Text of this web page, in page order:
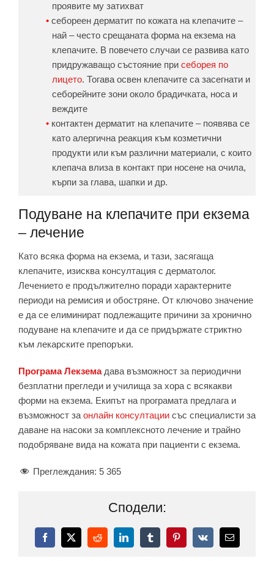
проявите му затихват
себореен дерматит по кожата на клепачите –
най – често срещаната форма на екзема на
клепачите. В повечето случаи се развива като
придружаващо състояние при себорея по
лицето. Тогава освен клепачите са засегнати и
себорейните зони около брадичката, носа и
веждите
контактен дерматит на клепачите – появява се
като алергична реакция към козметични
продукти или към различни материали, с които
клепача влиза в контакт при носене на очила,
кърпи за глава, шапки и др.
Подуване на клепачите при екзема
– лечение
Като всяка форма на екзема, и тази, засягаща
клепачите, изисква консултация с дерматолог.
Лечението е продължително поради характерните
периоди на ремисия и обостряне. От ключово значение
е да се елиминират подлежащите причини за хронично
подуване на клепачите и да се придържате стриктно
към лекарските препоръки.
Програма Лекземадава възможност за периодични
безплатни прегледи и училища за хора с всякакви
форми на екзема. Екипът на програмата предлага и
възможност за онлайн консултации със специалисти за
даване на насоки за комплексното лечение и трайно
подобряване вида на кожата при пациенти с екзема.
Преглеждания: 5 365
Сподели:
Facebook
X RedditLinkedInTumblrPinterest
Vk
поща: